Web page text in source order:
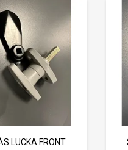
LUCKA FRONT